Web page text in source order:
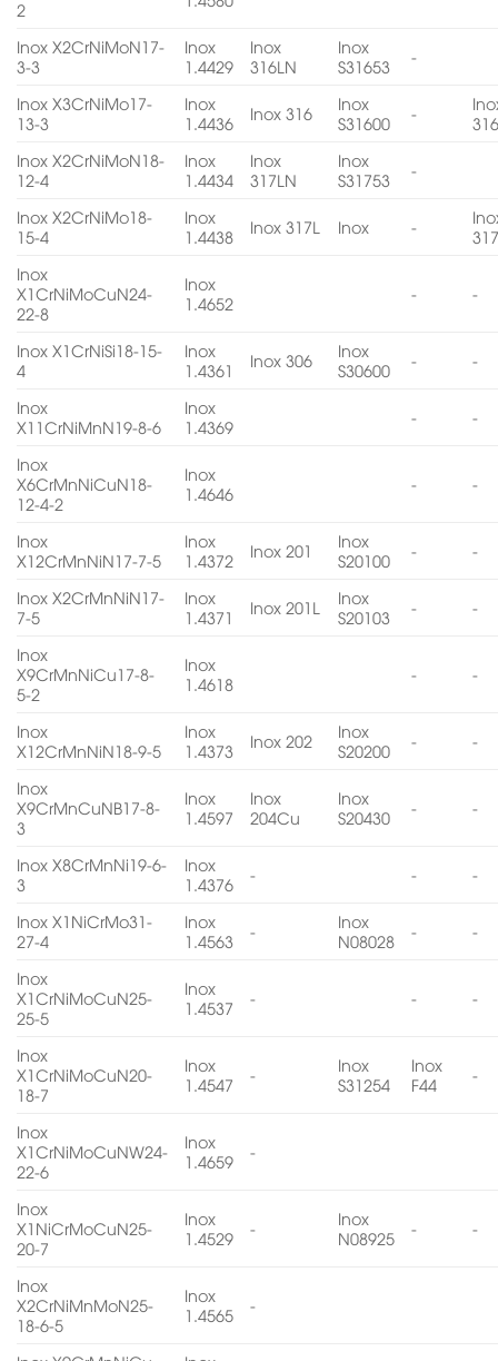
2
Inox X2CrNiMoN17-
3-3
Inox
1.4429
Inox
316LN
Inox
S31653
-
Inox X3CrNiMo17-
13-3
Inox
1.4436
Inox 316
Inox
S31600
-
Inox X2CrNiMoN18-
12-4
Inox
1.4434
Inox
317LN
Inox
S31753
-
Inox X2CrNiMo18-
15-4
Inox
1.4438
Inox 317L Inox -
Inox
X1CrNiMoCuN24-
22-8
Inox
1.4652
- -
Inox X1CrNiSi18-15-
4
Inox
1.4361
Inox 306
Inox
S30600
- -
Inox
X11CrNiMnN19-8-6
Inox
1.4369
- -
Inox
X6CrMnNiCuN18-
12-4-2
Inox
1.4646
- -
Inox
X12CrMnNiN17-7-5
Inox
1.4372
Inox 201
Inox
S20100
- -
Inox X2CrMnNiN17-
7-5
Inox
1.4371
Inox 201L
Inox
S20103
- -
Inox
X9CrMnNiCu17-8-
5-2
Inox
1.4618
- -
Inox
X12CrMnNiN18-9-5
Inox
1.4373
Inox 202
Inox
S20200
- -
Inox
X9CrMnCuNB17-8-
3
Inox
1.4597
Inox
204Cu
Inox
S20430
- -
Inox X8CrMnNi19-6-
3
Inox
1.4376
- - -
Inox X1NiCrMo31-
27-4
Inox
1.4563
-
Inox
N08028
- -
Inox
X1CrNiMoCuN25-
25-5
Inox
1.4537
- - -
Inox
X1CrNiMoCuN20-
18-7
Inox
1.4547
-
Inox
S31254
Inox
F44
-
Inox
X1CrNiMoCuNW24-
22-6
Inox
1.4659
-
Inox
X1NiCrMoCuN25-
20-7
Inox
1.4529
-
Inox
N08925
- -
Inox
X2CrNiMnMoN25-
18-6-5
Inox
1.4565
-